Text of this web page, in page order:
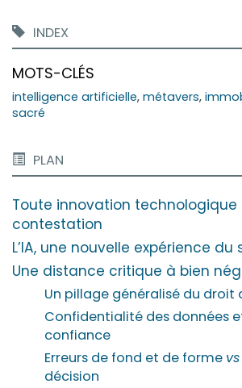
INDEX
MOTS-CLÉS
intelligence artificielle, métavers,
sacré
PLAN
Toute innovation technologique
contestation
L’IA, une nouvelle expérience du
Une distance critique à bien
Un pillage généralisé du droit
Confidentialité des données
confiance
Erreurs de fond et de forme vs
décision